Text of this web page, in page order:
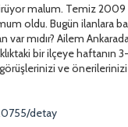
malum. Temiz
oldu. Bugün ilanlara
var mıdır? Ailem
bir ilçeye
ve
detay